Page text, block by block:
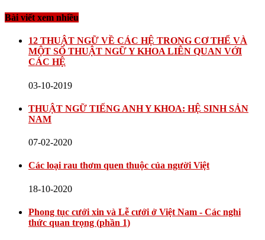
Bài viết xem nhiều
12 THUẬT NGỮ VỀ CÁC HỆ TRONG CƠ THỂ VÀ
MỘT SỐ THUẬT NGỮ Y KHOA LIÊN QUAN VỚI
CÁC HỆ
03-10-2019
THUẬT NGỮ TIẾNG ANH Y KHOA: HỆ SINH SẢN
NAM
07-02-2020
Các loại rau thơm quen thuộc của người Việt
18-10-2020
Phong tục cưới xin và Lễ cưới ở Việt Nam - Các nghi
thức quan trọng (phần 1)